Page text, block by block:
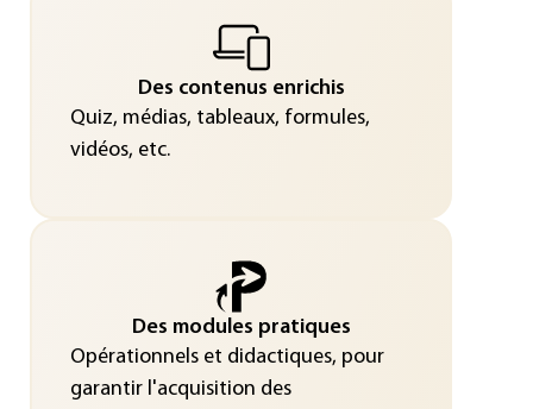
Des contenus enrichis
Quiz, médias, tableaux, formules,
vidéos, etc.
Des modules pratiques
Opérationnels et didactiques, pour
garantir l'acquisition des